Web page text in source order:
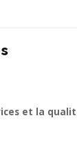
et la